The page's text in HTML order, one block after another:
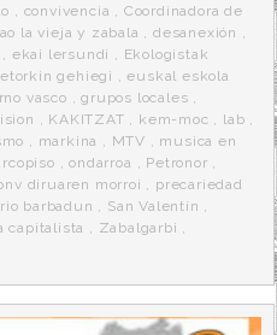
, convivencia , Coordinadora de
la vieja y zabala ,desanexión ,
, ekai lersundi , Ekologistak
etorkin gehiegi ,euskal eskola
vasco ,grupos locales ,
, KAKITZAT , kem-moc , lab ,
, markina , MTV , musica en
,ondarroa , Petronor ,
diruaren morroi , precariedad
rio barbadun , San Valentín ,
capitalista , Zabalgarbi ,